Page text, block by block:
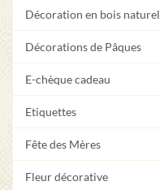
Décoration en bois naturel
Décorations de Pâques
E-chèque cadeau
Etiquettes
Fête des Mères
Fleur décorative